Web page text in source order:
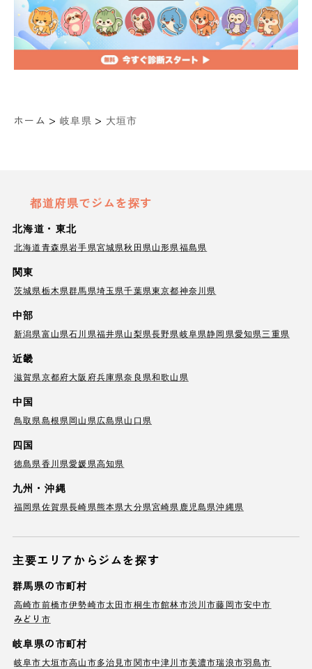
ホーム > 岐阜県 > 大垣市
都道府県でジムを探す
北海道・東北
北海道青森県岩手県宮城県秋田県山形県福島県
関東
茨城県栃木県群馬県埼玉県千葉県東京都神奈川県
中部
新潟県富山県石川県福井県山梨県長野県岐阜県静岡県愛知県三重県
近畿
滋賀県京都府大阪府兵庫県奈良県和歌山県
中国
鳥取県島根県岡山県広島県山口県
四国
徳島県香川県愛媛県高知県
九州・沖縄
福岡県佐賀県長崎県熊本県大分県宮崎県 鹿児島県沖縄県
主要エリアからジムを探す
群馬県の市町村
高崎市前橋市伊勢崎市太田市桐生市館林市渋川市藤岡市安中市
みどり市
岐阜県の市町村
岐阜市大垣市高山市多治見市関市中津川市美濃市瑞浪市羽島市